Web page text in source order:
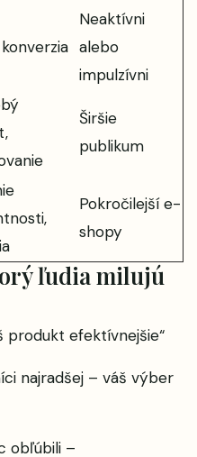
Neaktívni
alebo
impulzívni
Širšie
publikum
Pokročilejší e-
shopy
ľudia milujú
produkt efektívnejšie“
najradšej – váš výber
obľúbili –